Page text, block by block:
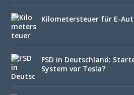
Kilometersteuer für E-
FSD in Deutschland:
System vor Tesla?